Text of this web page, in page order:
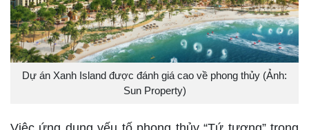
Dự án Xanh Island được đánh giá cao về phong thủy (Ảnh:
Sun Property)